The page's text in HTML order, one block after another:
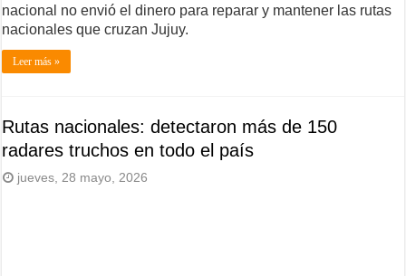
nacional no envió el dinero para reparar y mantener las rutas
nacionales que cruzan Jujuy.
Leer más »
Rutas nacionales: detectaron más de 150
radares truchos en todo el país
jueves, 28 mayo, 2026